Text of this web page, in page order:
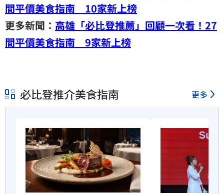
間平價美食指南 10家新上榜
更多新聞： 高雄「必比登推薦」回顧一次看！27
間平價美食指南 9家新上榜
必比登推介美食指南 更多